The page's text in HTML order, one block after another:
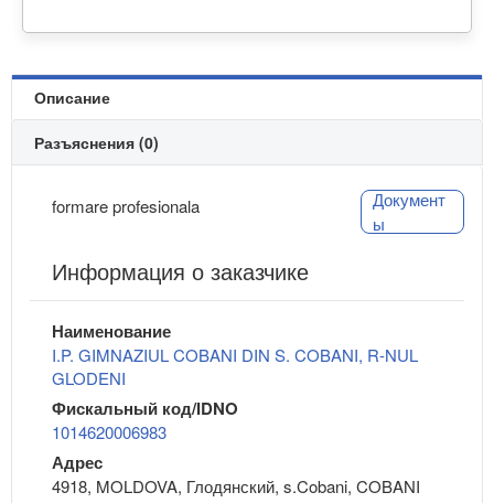
Описание
Разъяснения (0)
formare profesionala
Документ
ы
Информация о заказчике
Наименование
I.P. GIMNAZIUL COBANI DIN S. COBANI, R-NUL
GLODENI
Фискальный код/IDNO
1014620006983
Адрес
4918, MOLDOVA, Глодянский, s.Cobani, COBANI